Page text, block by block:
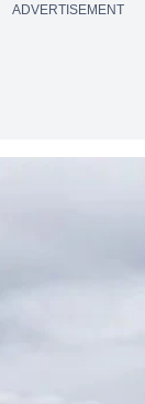
ADVERTISEMENT